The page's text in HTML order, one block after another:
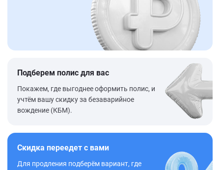
Подберем полис для вас
Покажем, где выгоднее оформить полис, и
учтём вашу скидку за безаварийное
вождение (КБМ).
Скидка переедет с вами
Для продления подберём вариант, где